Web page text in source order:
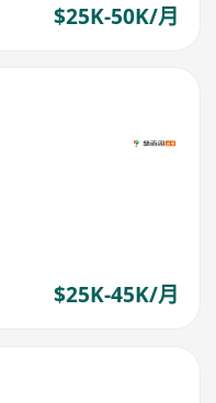
$25K-50K/月
$25K-45K/月